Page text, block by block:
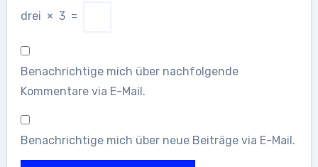
drei × 3 =
Benachrichtige mich über nachfolgende
Kommentare via E-Mail.
Benachrichtige mich über neue Beiträge via E-Mail.